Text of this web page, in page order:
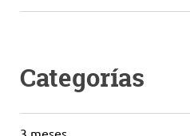
Categorías
3 meses